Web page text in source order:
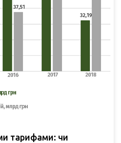
тарифами: чи